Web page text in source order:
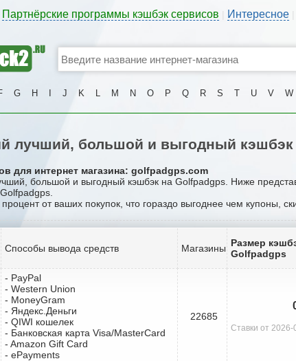
Партнёрские программы кэшбэк сервисов Интересное
G H J K L M N O P Q R S T U V W
лучший, большой и выгодный кэшбэк
для интернет магазина: golfpadgps.com
большой и выгодный кэшбэк на Golfpadgps. Ниже
процент от ваших покупок, что гораздо выгоднее чем купоны,
Способы вывода средств Магазины Размер
Golfpadgps
- PayPal
- Western Union
- MoneyGram
- Яндекс.Деньги
- QIWI кошелек
- Банковская карта Visa/MasterCard
- Amazon Gift Card
- ePayments
22685
Ставки от 2026-